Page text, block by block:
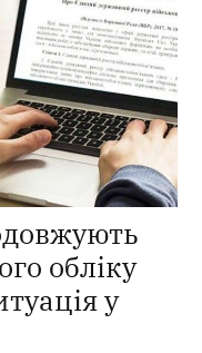
обліку
у